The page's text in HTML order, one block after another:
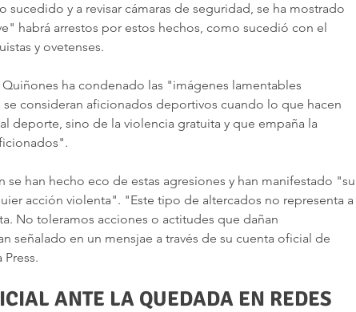
sucedido y a revisar cámaras de seguridad, se ha mostrado
habrá arrestos por estos hechos, como sucedió con el
y ovetenses.
ha condenado las "imágenes lamentables
consideran aficionados deportivos cuando lo que hacen
deporte, sino de la violencia gratuita y que empaña la
se han hecho eco de estas agresiones y han manifestado "su
acción violenta". "Este tipo de altercados no representa a
No toleramos acciones o actitudes que dañan
señalado en un mensjae a través de su cuenta oficial de
ANTE LA QUEDADA EN REDES